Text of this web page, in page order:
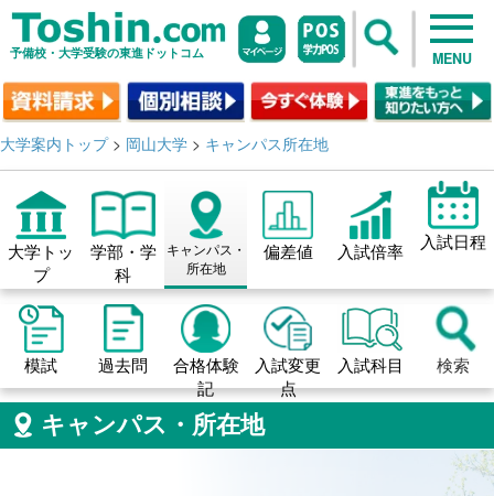
予備校・大学受験の東進ドットコム MENU
大学案内トップ> 岡山大学 > キャンパス所在地
大学トッ
プ
学部・学
科
キャンパス・
所在地
偏差値 入試倍率 入試日程
模試 過去問
合格体験
記
入試変更
点
入試科目 検索
キャンパス・所在地